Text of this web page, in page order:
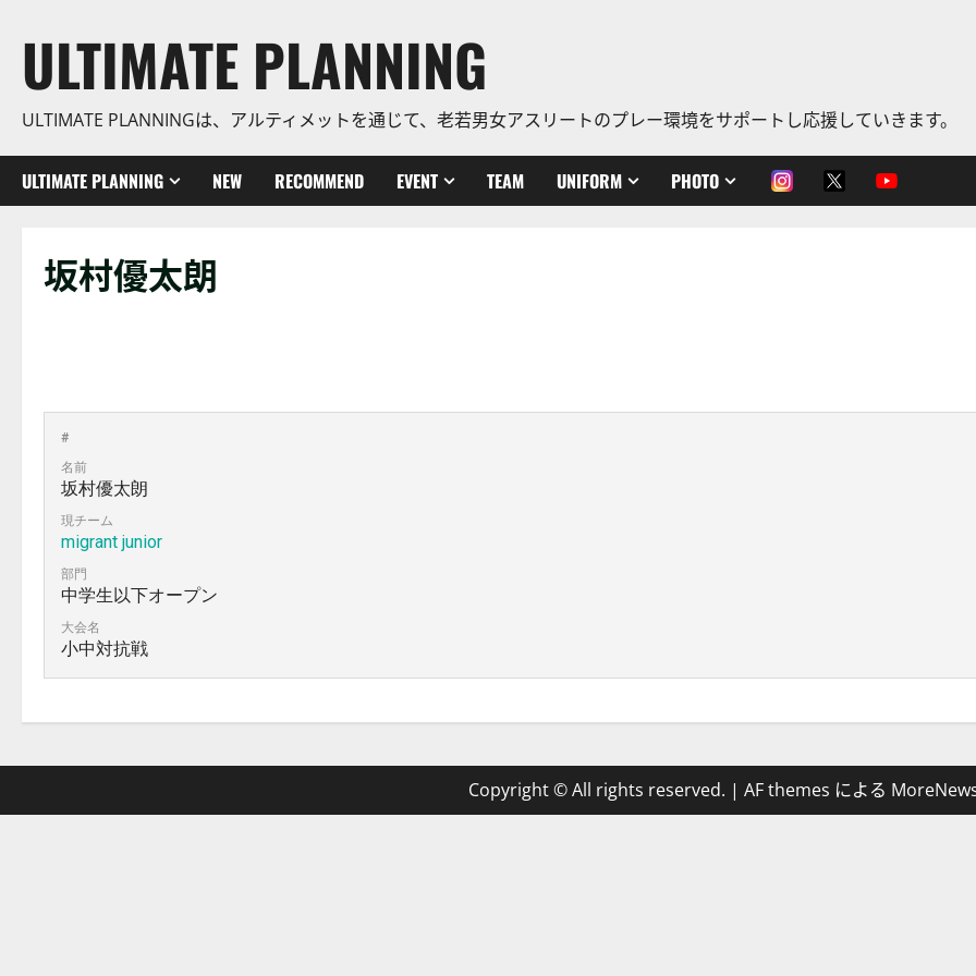
キ
ULTIMATE PLANNING
ULTIMATE PLANNINGは、アルティメットを通じて、老若男女アスリートのプレー環境をサポートし応援していきます。
ULTIMATE PLANNING NEW RECOMMEND EVENT TEAM UNIFORM PHOTO
坂村優太朗
#
名前
坂村優太朗
現チーム
migrant junior
部門
中学生以下オープン
大会名
小中対抗戦
Copyright © All rights reserved. | AF themes による